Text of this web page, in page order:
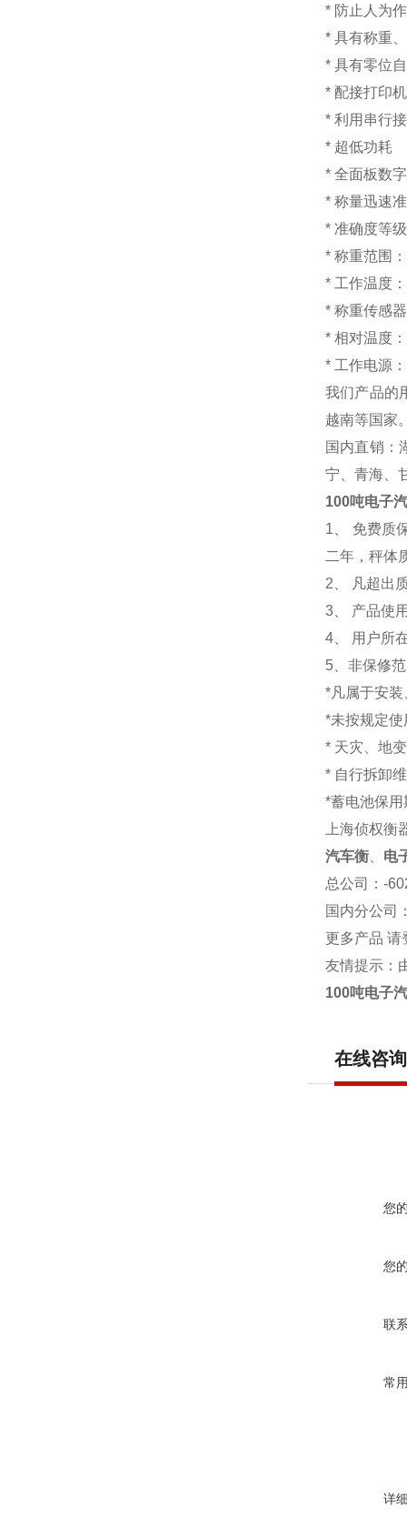
* 防止人为
* 具有称重
* 具有零
* 配接打
* 利用串行
* 超低
* 全面板数
* 称量迅速
* 准确度
* 称重范
* 工作温
* 称重传
* 相对温
* 工作电源
我们产品的
越南等国家
国内直销：
宁、青海、
100吨电子
1 、 免费
二年，秤体
2、 凡超出
3、 产品使
4、 用户所
5、非保修
*凡属于安
*未按规定
* 天灾、地
* 自行拆卸
*蓄电池保用
上海侦权
汽车衡
电
总公司
：-
国内分公司
更多产品 请
友情提示：
100吨电子
在线咨询
您
您
联
常
详